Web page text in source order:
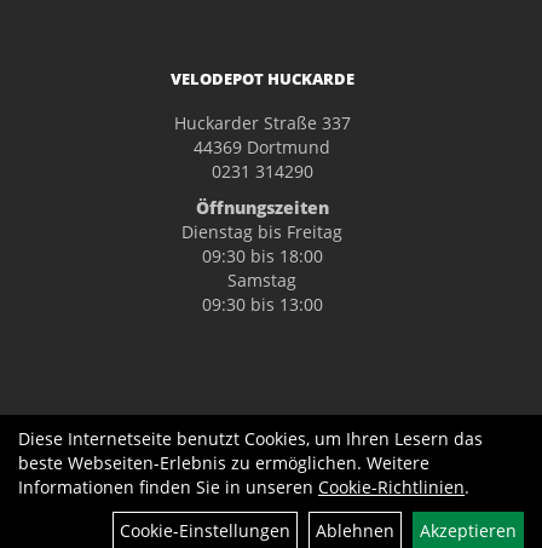
Filter
VELODEPOT HUCKARDE
Huckarder Straße 337
44369 Dortmund
0231 314290
Öffnungszeiten
Dienstag bis Freitag
09:30 bis 18:00
Samstag
09:30 bis 13:00
Diese Internetseite benutzt Cookies, um Ihren Lesern das
beste Webseiten-Erlebnis zu ermöglichen. Weitere
Informationen finden Sie in unseren Cookie-Richtlinien.
Cookie-Einstellungen
Ablehnen Akzeptieren